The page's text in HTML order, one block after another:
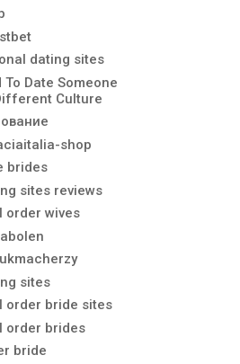
dating sites
To Date Someone
Culture
shop
brides
sites reviews
order wives
sites
order bride sites
order brides
bride